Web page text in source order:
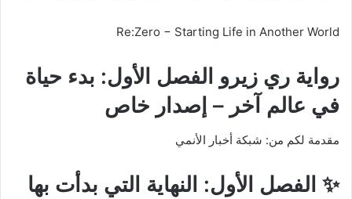
Re:Zero − Starting Life in Another World
رواية ري زيرو الفصل الأول: بدء حياة
في عالم آخر – إصدار خاص
مقدمة لكم من: شبكة أخبار الأنمي
✨ الفصل الأول: النهاية التي بدأت بها